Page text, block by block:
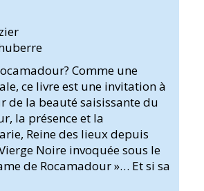
Comme une
ce livre est une invitation à
de la beauté saisissante du
la présence et la
Reine des lieux depuis
Noire invoquée sous le
de Rocamadour »… Et si sa